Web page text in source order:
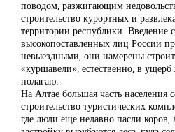
поводом, разжигающим
строительство курортных и
территории республики. Введение
высокопоставленных лиц России
невыездными, они намерены
«куршавели», естественно, в
полагаю.
На Алтае большая часть населения
строительство туристических
где люди еще недавно пасли